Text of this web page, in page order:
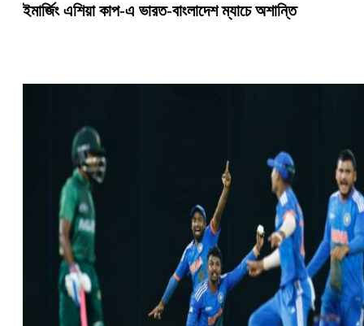
ইমার্জিং এশিয়া কাপ-এ ভারত-বাংলাদেশ ম্যাচে অশান্তি